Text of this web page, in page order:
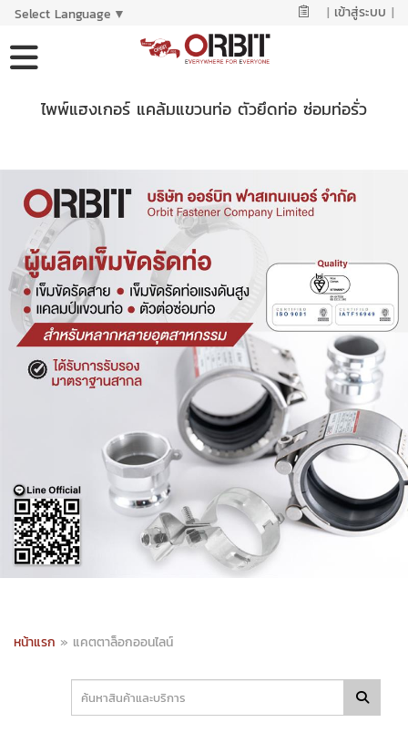
Select Language ▼ | เข้าสู่ระบบ |
ไพพ์แฮงเกอร์ แคล้มแขวนท่อ ตัวยึดท่อ ซ่อมท่อรั่ว
หน้าแรก » แคตตาล็อกออนไลน์